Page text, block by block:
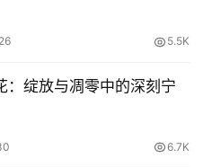
，不可逆耳。
，悦人必曲。
难谤也。修于身，人难惑
5.5K
：绽放与凋零中的深刻宁
6.7K